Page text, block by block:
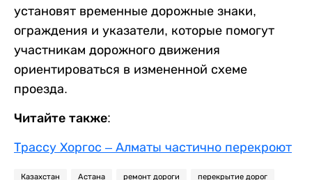
установят временные дорожные знаки,
ограждения и указатели, которые помогут
участникам дорожного движения
ориентироваться в измененной схеме
проезда.
Читайте также:
Трассу Хоргос – Алматы частично перекроют
Казахстан Астана ремонт дороги перекрытие дорог